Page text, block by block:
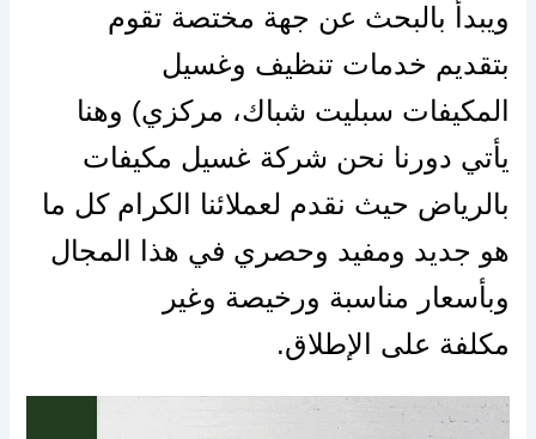
ويبدأ بالبحث عن جهة مختصة تقوم
بتقديم خدمات تنظيف وغسيل
المكيفات سبليت شباك، مركزي) وهنا
يأتي دورنا نحن شركة غسيل مكيفات
بالرياض حيث نقدم لعملائنا الكرام كل ما
هو جديد ومفيد وحصري في هذا المجال
وبأسعار مناسبة ورخيصة وغير
مكلفة على الإطلاق.